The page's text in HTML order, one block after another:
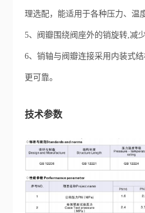
理选配，能适用于各种压力、温
5、阀瓣围绕阀座外的销旋转,减
6、销轴与阀瓣连接采用内装式
更可靠。
技术参数